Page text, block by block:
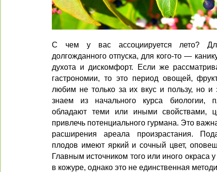
С чем у вас ассоциируется лето?
долгожданного отпуска, для кого-то —
духота и дискомфорт. Если же
гастрономии, то это период овощей,
любим не только за их вкус и пользу, но
знаем из начального курса биологии,
обладают теми или иными свойствами,
привлечь потенциального гурмана. Это
расширения ареала произрастания.
плодов имеют яркий и сочный цвет,
Главным источником того или иного окраса
в кожуре, однако это не единственная